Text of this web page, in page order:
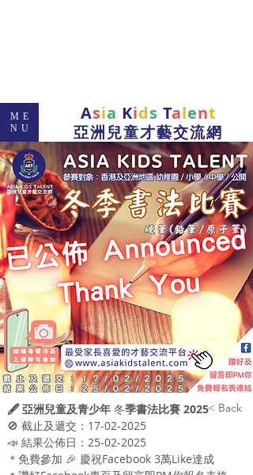
ME
NU
Asia Kids Talent
亞洲兒童才藝交流網
🖋 亞洲兒童及青少年 冬季書法比賽 2025
🚫 截止及遞交：17-02-2025
📣 結果公佈日：25-02-2025
＊免費參加 🎉 慶祝Facebook 3萬Like達成
< Back